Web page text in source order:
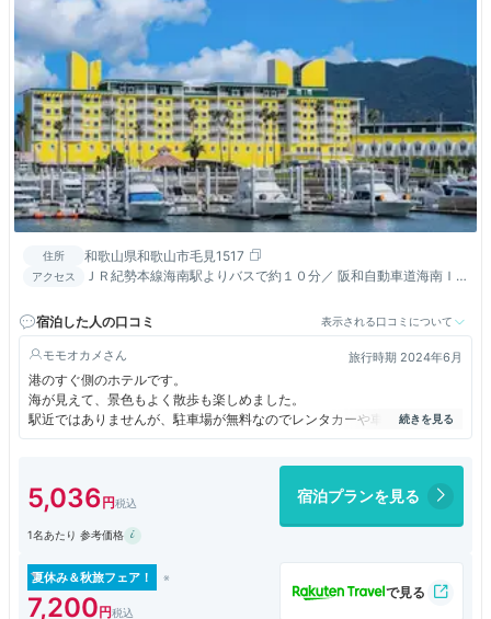
住所 和歌山県和歌山市毛見1517
アクセス
ＪＲ紀勢本線海南駅よりバスで約１０分／ 阪和自動車道海南Ｉ
宿泊した人の口コミ
表示される口コミについて
モモオカメ 旅行時期 2024年6月
港のすぐ側のホテルです。
海が見えて、景色もよく散歩も楽しめました。
駅近ではありませんが、駐車場が無料なのでレンタカーや車での観光なら
いいのではないでしょうか。
ただ、アジア圏の宿泊客が多く、朝食会場はかなり賑やかでした。宿泊者
は歩いて数分の温泉施設の利用が無料でした。
5,036 宿泊プランを見る
1名あたり 参考価格
夏休み＆秋旅フェア！
7,200